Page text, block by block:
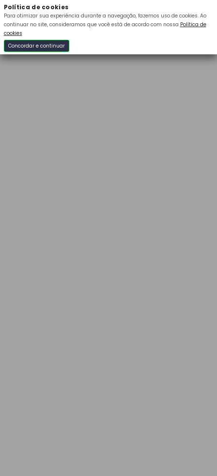
Política de cookies
Para otimizar sua experiência durante a navegação, fazemos uso de cookies. Ao
continuar no site, consideramos que você está de acordo com nossa Política de
cookies
Concordar e continuar